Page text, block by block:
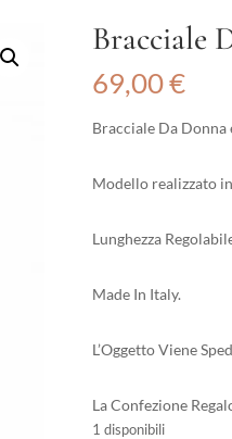
Bracciale
69,00€
Bracciale Da Donna
Modello realizzato
Lunghezza
Made In Italy.
L’Oggetto Viene
La Confezione
1 disponibili